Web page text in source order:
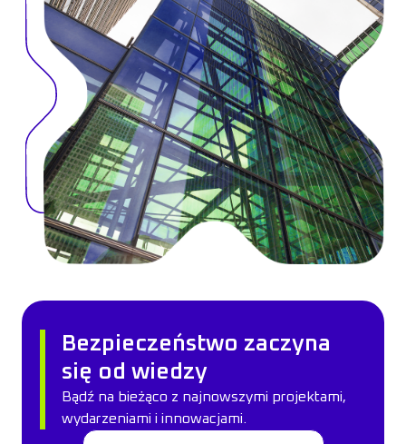
Bezpieczeństwo zaczyna
się od wiedzy
Bądź na bieżąco z najnowszymi projektami,
wydarzeniami i innowacjami.